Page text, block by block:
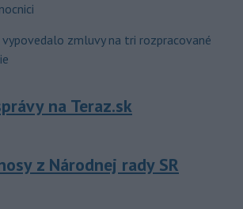
zmluvy na tri rozpracované
na Teraz.sk
z Národnej rady SR